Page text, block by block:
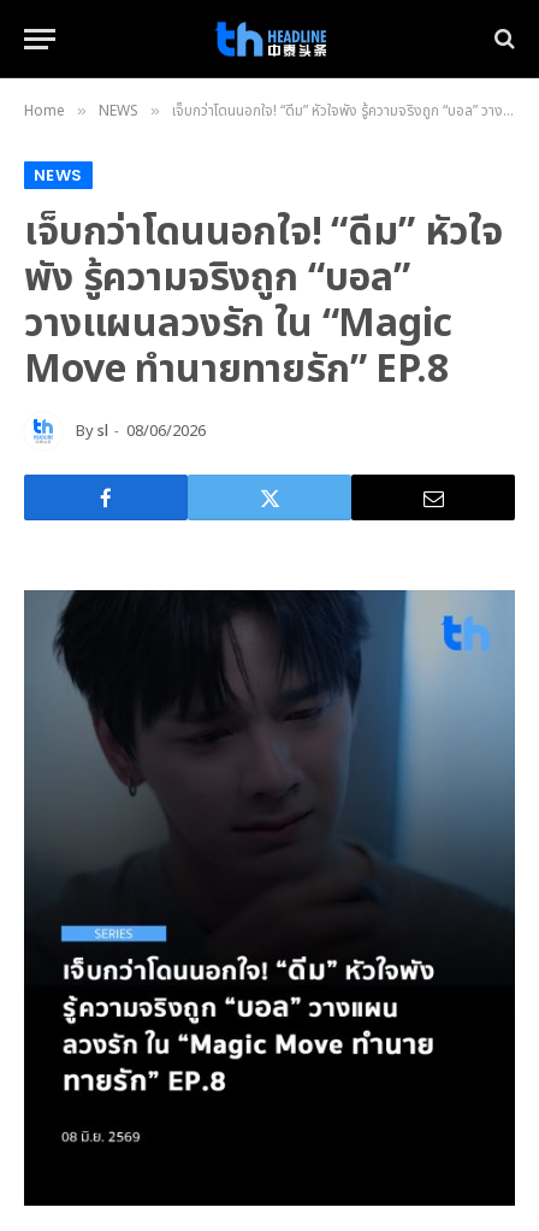
Home » NEWS » เจ็บกว่าโดนนอกใจ! “ดีม” หัวใจพัง รู้ความจริงถูก “บอล” วางแผนลวงรัก ใน “Magic Move ทำนายทายรัก” EP.8
NEWS
เจ็บกว่าโดนนอกใจ! “ดีม” หัวใจ
พัง รู้ความจริงถูก “บอล”
วางแผนลวงรัก ใน “Magic
Move ทำนายทายรัก” EP.8
Bysl 08/06/2026